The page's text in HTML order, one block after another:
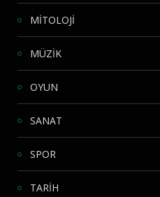
MİTOLOJİ
MÜZİK
OYUN
SANAT
SPOR
TARİH